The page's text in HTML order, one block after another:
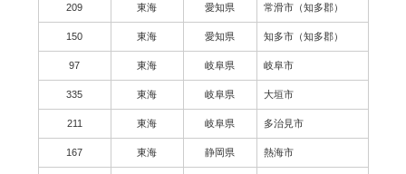
209 東海 愛知県 常滑市（知多郡）
150 東海 愛知県 知多市（知多郡）
97 東海 岐阜県 岐阜市
335 東海 岐阜県 大垣市
211 東海 岐阜県 多治見市
167 東海 静岡県 熱海市